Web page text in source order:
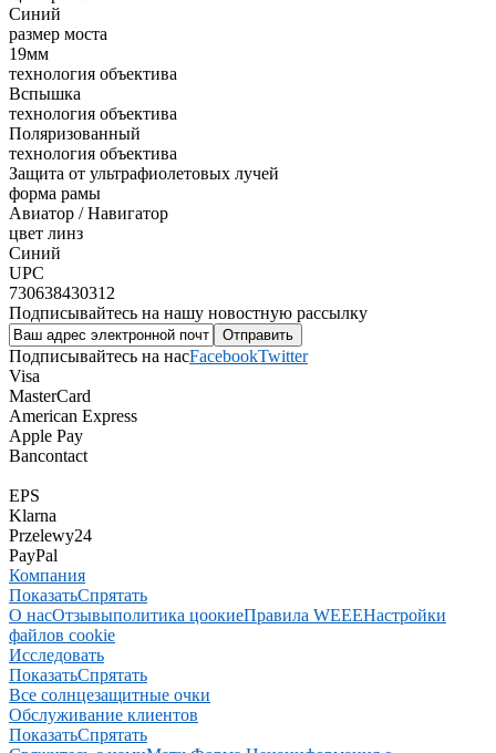
Синий
размер моста
19мм
технология объектива
Вспышка
технология объектива
Поляризованный
технология объектива
Защита от ультрафиолетовых лучей
форма рамы
Авиатор / Навигатор
цвет линз
Синий
UPC
730638430312
Подписывайтесь на нашу новостную рассылку
Подписывайтесь на насFacebookTwitter
Visa
MasterCard
American Express
Apple Pay
Bancontact
EPS
Klarna
Przelewy24
PayPal
Компания
ПоказатьСпрятать
О насОтзывыполитика цоокиеПравила WEEEНастройки
файлов cookie
Исследовать
ПоказатьСпрятать
Все солнцезащитные очки
Обслуживание клиентов
ПоказатьСпрятать